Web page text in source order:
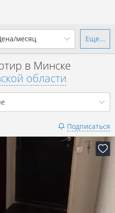
4+
месяц
до
10 объявлений
Еще...
в Минске
области
Подписаться
Могилевская
Выбрать город